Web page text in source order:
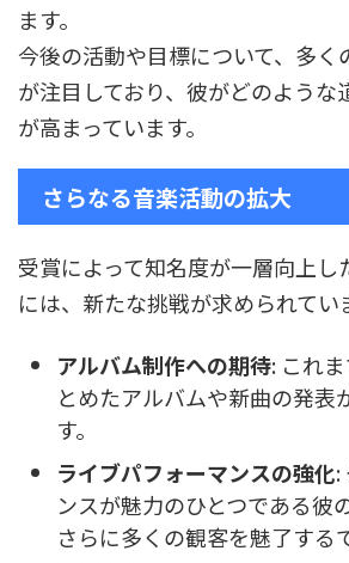
ます。
今後の活動や目標について、多く
が注目しており、彼がどのような
が高まっています。
さらなる音楽活動の拡大
受賞によって知名度が一層向上し
には、新たな挑戦が求められてい
アルバム制作への期待: これ
とめたアルバムや新曲の発表
す。
ライブパフォーマンスの強化:
ンスが魅力のひとつである彼
さらに多くの観客を魅了する